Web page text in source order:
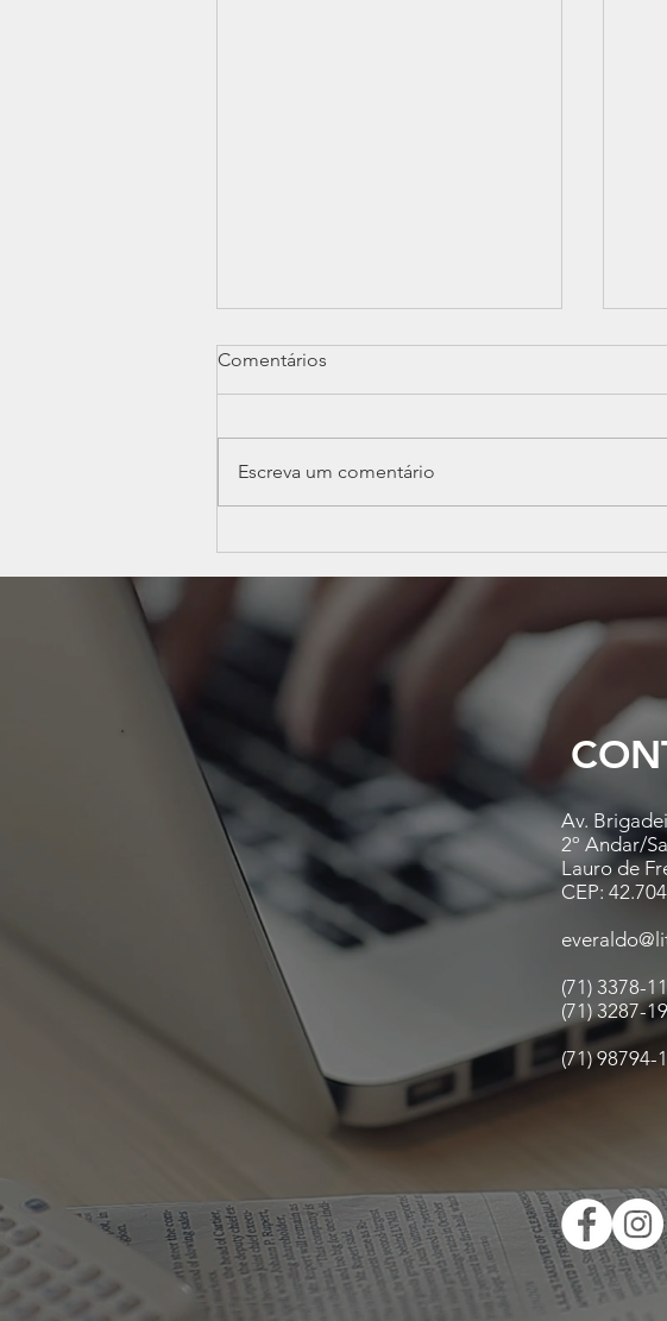
Comentários
Escreva um comentário
Av.
2º Andar/
Lauro de
CEP:
(71) 3378-
(71) 3287-
(71) 98794-